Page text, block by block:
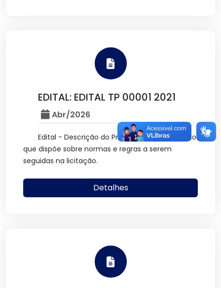
EDITAL: EDITAL TP 00001 2021
Abr/2026
Edital - Descrição do Procedimento Licitatório
que dispõe sobre normas e regras a serem
seguidas na licitação.
Detalhes